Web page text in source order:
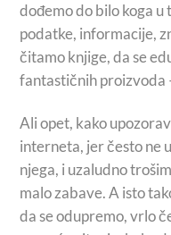
dođemo do bilo koga
podatke, informacije,
čitamo knjige, da se
fantastičnih proizvoda
Ali opet, kako
interneta, jer često ne
njega, i uzaludno
malo zabave. A isto
da se odupremo, vrlo